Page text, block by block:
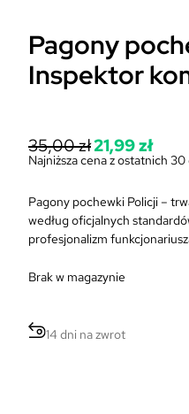
Pagony
Inspektor
35,00złP
i
r
w
o
n
21,99zł
A
t
u
a
n
e
Najniższa cena z ostatnich 30
Pagony pochewki Policji –
według oficjalnych
profesjonalizm
Brak w magazynie
14 dni na zwrot